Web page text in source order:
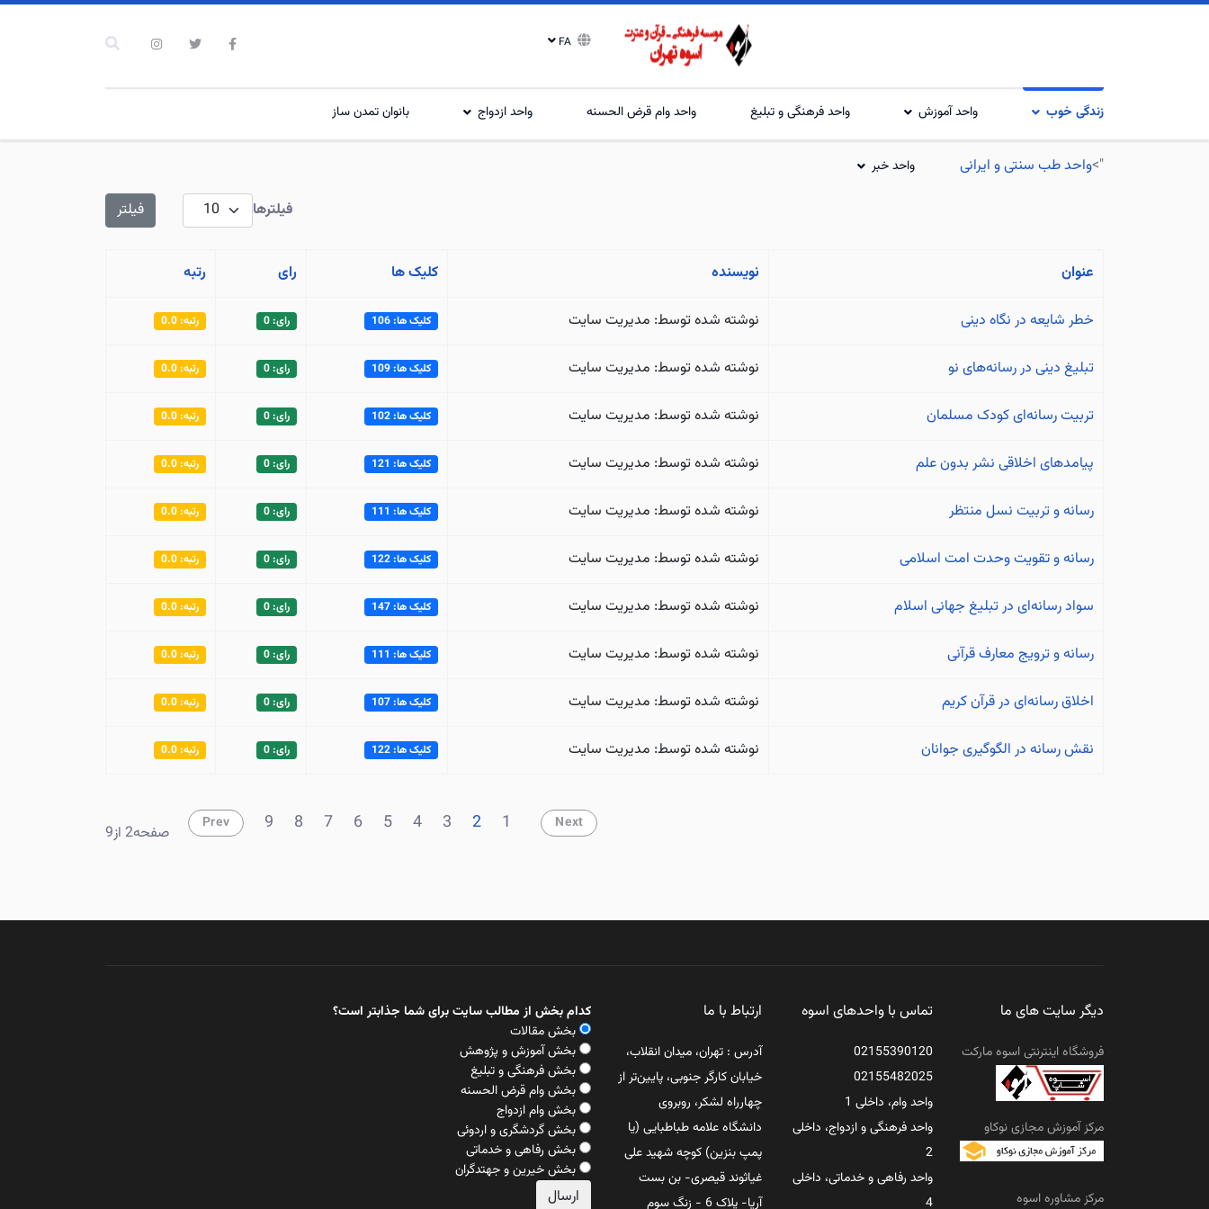
زندگی خوب واحد آموزش واحد فرهنگی و تبلیغ واحد وام قرض الحسنه واحد ازدواج بانوان تمدن ساز
">واحد طب سنتی و ایرانی واحد خبر
فیلترها نمایش # فیلتر
عنوان نویسنده کلیک ها رای رتبه
خطر شایعه در نگاه دینی نوشته شده توسط: مدیریت سایت کلیک ها: 106 رای: 0 رتبه: 0.0
تبلیغ دینی در رسانه‌های نو نوشته شده توسط: مدیریت سایت کلیک ها: 109 رای: 0 رتبه: 0.0
تربیت رسانه‌ای کودک مسلمان نوشته شده توسط: مدیریت سایت کلیک ها: 102 رای: 0 رتبه: 0.0
پیامدهای اخلاقی نشر بدون علم نوشته شده توسط: مدیریت سایت کلیک ها: 121 رای: 0 رتبه: 0.0
رسانه و تربیت نسل منتظر نوشته شده توسط: مدیریت سایت کلیک ها: 111 رای: 0 رتبه: 0.0
رسانه و تقویت وحدت امت اسلامی نوشته شده توسط: مدیریت سایت کلیک ها: 122 رای: 0 رتبه: 0.0
سواد رسانه‌ای در تبلیغ جهانی اسلام نوشته شده توسط: مدیریت سایت کلیک ها: 147 رای: 0 رتبه: 0.0
رسانه و ترویج معارف قرآنی نوشته شده توسط: مدیریت سایت کلیک ها: 111 رای: 0 رتبه: 0.0
اخلاق رسانه‌ای در قرآن کریم نوشته شده توسط: مدیریت سایت کلیک ها: 107 رای: 0 رتبه: 0.0
نقش رسانه در الگوگیری جوانان نوشته شده توسط: مدیریت سایت کلیک ها: 122 رای: 0 رتبه: 0.0
Next
1
2
3
4
5
6
7
8
9
Prev صفحه2 از9
دیگر سایت های ما
فروشگاه اینترنتی اسوه مارکت
مرکز آموزش مجازی نوکاو
مرکز مشاوره اسوه
تماس با واحدهای اسوه
02155390120
02155482025
واحد وام، داخلی 1
واحد فرهنگی و ازدواج، داخلی
2
واحد رفاهی و خدماتی، داخلی
4
ارتباط با ما
آدرس : تهران، میدان انقلاب،
خیابان کارگر جنوبی، پایین‌تر از
چهارراه لشکر، روبروی
دانشگاه علامه طباطبایی (یا
پمپ بنزین) کوچه شهید علی
غیاثوند قیصری- بن بست
آریا- پلاک 6 - زنگ سوم
کدام بخش از مطالب سایت برای شما جذابتر است؟
بخش مقالات
بخش آموزش و پژوهش
بخش فرهنگی و تبلیغ
بخش وام قرض الحسنه
بخش وام ازدواج
بخش گردشگری و اردوئی
بخش رفاهی و خدماتی
بخش خیرین و جهتدگران